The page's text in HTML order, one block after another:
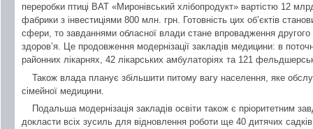
переробки птиці ВАТ «Миронівський хлібопродукт» вартістю 12
фабрики з інвестиціями 800 млн. грн. Готовність цих об’єктів
сфери, то завданнями обласної влади стане впровадження
здоров’я. Це продовження модернізації закладів медицини: в
районних лікарнях, 42 лікарських амбулаторіях та 121
Також влада планує збільшити питому вагу населення, яке
сімейної медицини.
Подальша модернізація закладів освіти також є пріоритетним
докласти всіх зусиль для відновлення роботи ще 40 дитячих